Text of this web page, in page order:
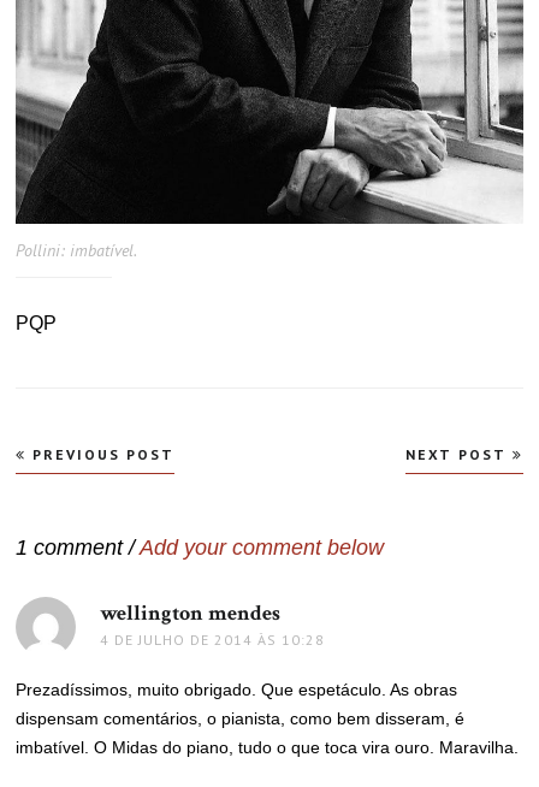
Pollini: imbatível.
PQP
Navegação
de
PREVIOUS POST NEXT POST
1 comment /Add your comment below
wellington mendes
4 DE JULHO DE 2014 ÀS 10:28
Prezadíssimos, muito obrigado. Que espetáculo. As obras
dispensam comentários, o pianista, como bem disseram, é
imbatível. O Midas do piano, tudo o que toca vira ouro. Maravilha.